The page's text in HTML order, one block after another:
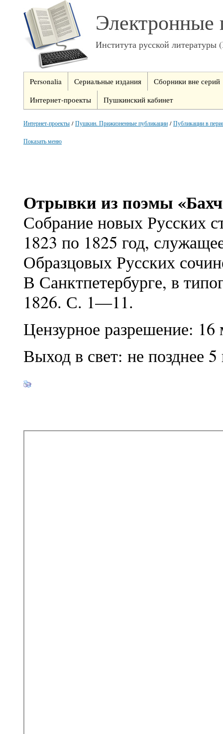
Электронные
Института русской
Personalia Сериальные издания
Сборники вне серий
Интернет-проекты
Пушкинский кабинет
Интернет-проекты /Пушкин. Прижизненные публикации /Публикации в
Показать меню
Отрывки из поэмы
Собрание новых Русских
1823 по 1825 год,
Образцовых Русских
В Санктпетербурге, в
1826. С. 1—11.
Цензурное разрешение:
Выход в свет: не позднее